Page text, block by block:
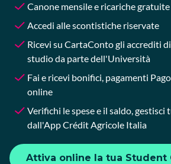
Canone mensile e ricariche gratuite
Accedi alle scontistiche riservate
Ricevi su CartaConto gli accrediti
studio da parte dell'Università
Fai e ricevi bonifici, pagamenti
online
Verifichi le spese e il saldo,
dall'App Crédit Agricole Italia
Attiva online la tua Student